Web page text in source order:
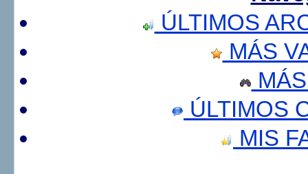
ÚLTIMOS
MÁS
ÚLTIMOS
MIS